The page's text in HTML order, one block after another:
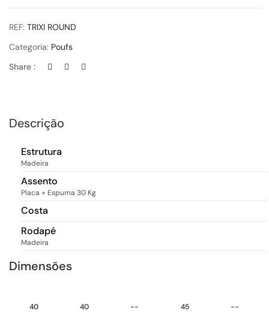
REF: TRIXI ROUND
Categoria: Poufs
Share :
Descrição
Estrutura
Madeira
Assento
Placa + Espuma 30 Kg
Costa
Rodapé
Madeira
Dimensões
40 40 -- 45 --